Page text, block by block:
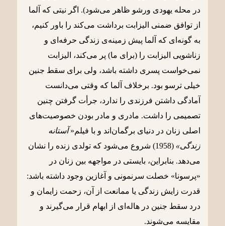
در محله یهودی ورشو ظاهر می‌شود). اگر نیتی که آلما
از توافق ضمنی الیزابت برداشت می‌کند را باور کنیم،
به گونه‌ای که آلما پیش زمینه‌ی زندگی حرفه‌ای و
زناشویی الیزابت را (برای ما) پر می‌کند، الیزابت
نمی‌خواست پسری داشته باشد، ولی برای سقط جنین
خیلی ترسو بود. برخلاف آلما که وقتی می‌دانست
آمادگی داشتن فرزندی را ندارد، جرأت گرفتن چنین
تصمیمی را داشت. مادری و مادر بودن خصوصیت‌های
اصلی زنان در دنیای برگمان‌اند و با فیلم«آستانه
زندگی»
(1958) شروع می‌شود که تولدی زنده را نشان
می‌دهد. بنابراین، بایستی در مواجهه بین زنان در
«پرسونا» خصلت سرنمونی و آغازین وجود داشته باشد:
قدرت زایش زندگی یا ممانعت از آن، زحمت زایمان و
درد سقط جنین در هاله‌ای از ابهام قرار می‌گیرند و
مقایسه می‌شوند.